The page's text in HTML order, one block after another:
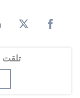
تلقت